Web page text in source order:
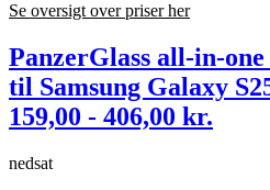
Se oversigt over priser her
PanzerGlass all-in-
til Samsung Galaxy
159,00 - 406,00 kr.
nedsat